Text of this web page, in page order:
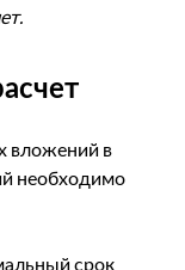
вложений в
необходимо
срок